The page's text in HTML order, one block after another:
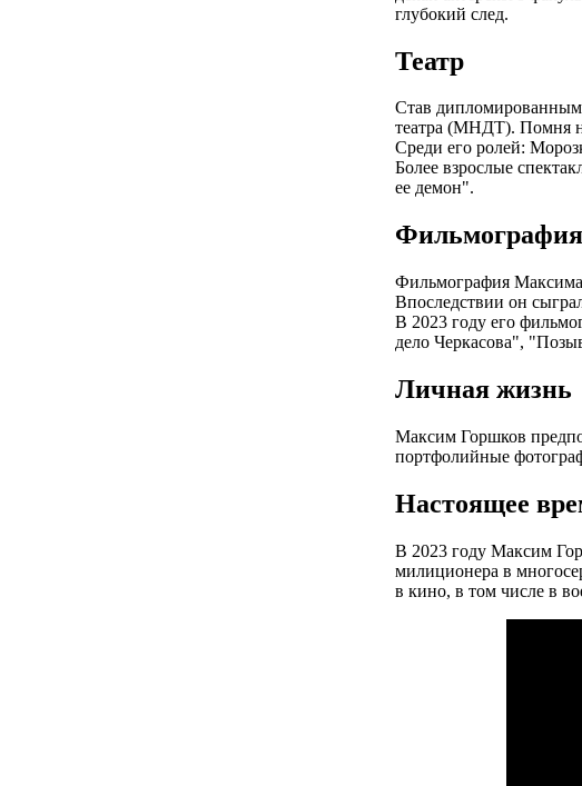
глубокий след.
Театр
Став дипломированным
театра (МНДТ). Помня
Среди его ролей:
Более взрослые
ее демон".
Фильмография
Фильмография Максима
Впоследствии он
В 2023 году его
дело Черкасова",
Личная жизнь
Максим Горшков
портфолийные
Настоящее
В 2023 году Максим
милиционера в
в кино, в том числе в